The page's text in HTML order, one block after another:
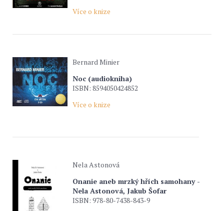
Více o knize
Bernard Minier
Noc (audiokniha)
ISBN: 8594050424852
Více o knize
Nela Astonová
Onanie aneb mrzký hřích samohany -
Nela Astonová, Jakub Šofar
ISBN: 978-80-7438-843-9